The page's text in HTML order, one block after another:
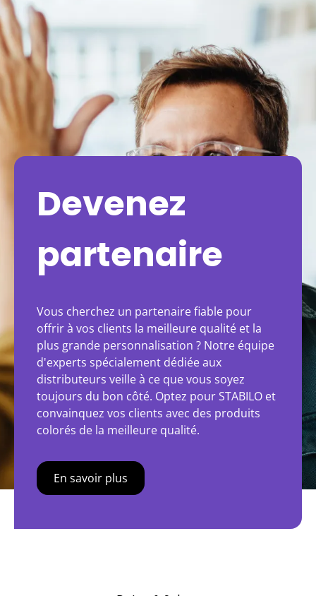
Devenez
partenaire
Vous cherchez un partenaire fiable pour
offrir à vos clients la meilleure qualité et la
plus grande personnalisation ? Notre équipe
d'experts spécialement dédiée aux
distributeurs veille à ce que vous soyez
toujours du bon côté. Optez pour STABILO et
convainquez vos clients avec des produits
colorés de la meilleure qualité.
En savoir plus